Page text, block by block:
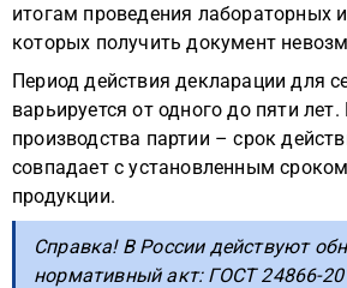
итогам проведения лабораторных
которых получить документ
Период действия декларации для
варьируется от одного до пяти лет.
производства партии – срок
совпадает с установленным
продукции.
Справка! В России действуют
нормативный акт: ГОСТ 24866-